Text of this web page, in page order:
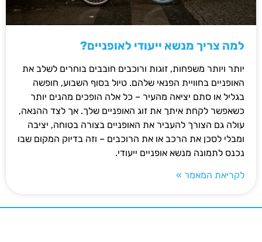
למה צריך מנשא ייעודי לאופניים?
יותר ויותר משפחות, זוגות ורוכבים חובבים בוחרים לשלב את
האופניים בחוויית הפנאי שלהם. טיול בסוף השבוע, חופשה
בגליל או סתם יציאה מהעיר – כל אלה הופכים מהנים יותר
כשאפשר לקחת איתך את זוג האופניים שלך. אך לצד ההנאה,
עולה גם הצורך להעביר את האופניים בצורה בטוחה, יציבה
ומבלי לסכן את הרכב או את הרוכבים – וזה בדיוק המקום שבו
נכנס לתמונה מנשא אופניים ייעודי.
לקריאת המאמר »